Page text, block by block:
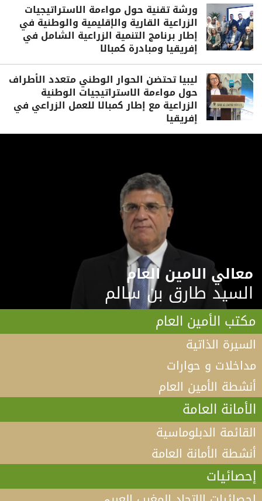
ورشة تقنية حول مواءمة الاستراتيجيات
الزراعية القارية والإقليمية والوطنية في
إطار برنامج التنمية الزراعية الشامل في
إفريقيا ومبادرة كمبالا
ليبيا تحتضن الحوار الوطني متعدد الأطراف
حول مواءمة الاستراتيجيات الوطنية
الزراعية مع إطار كمبالا للعمل الزراعي في
إفريقيا
معالي الامين العام
السيد طارق بن سالم
مكتب الأمين العام
السيرة الذاتية
مداخلات و حوارات
أنشطة الأمين العام
الأمانة العامة
القائمة الدبلوماسية
أنشطة الأمانة العامة
إحصائيات